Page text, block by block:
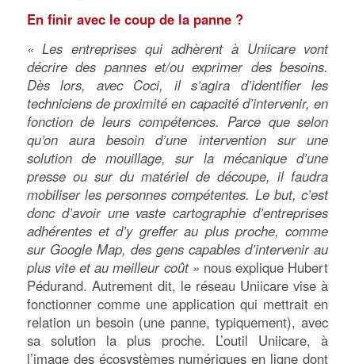
En finir avec le coup de la panne ?
« Les entreprises qui adhèrent à Uniicare vont
décrire des pannes et/ou exprimer des besoins.
Dès lors, avec Coci, il s’agira d’identifier les
techniciens de proximité en capacité d’intervenir, en
fonction de leurs compétences. Parce que selon
qu’on aura besoin d’une intervention sur une
solution de mouillage, sur la mécanique d’une
presse ou sur du matériel de découpe, il faudra
mobiliser les personnes compétentes. Le but, c’est
donc d’avoir une vaste cartographie d’entreprises
adhérentes et d’y greffer au plus proche, comme
sur Google Map, des gens capables d’intervenir au
plus vite et au meilleur coût » nous explique Hubert
Pédurand. Autrement dit, le réseau Uniicare vise à
fonctionner comme une application qui mettrait en
relation un besoin (une panne, typiquement), avec
sa solution la plus proche. L’outil Uniicare, à
l’image des écosystèmes numériques en ligne dont